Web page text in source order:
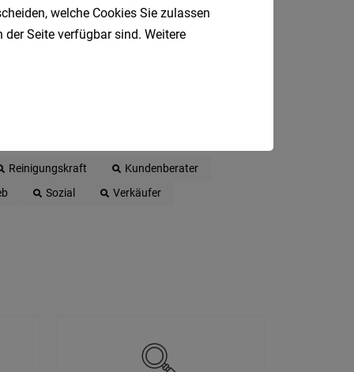
Reinigungskraft
Kundenberater
Sozial
Verkäufer
welche Cookies Sie zulassen
Seite verfügbar sind. Weitere